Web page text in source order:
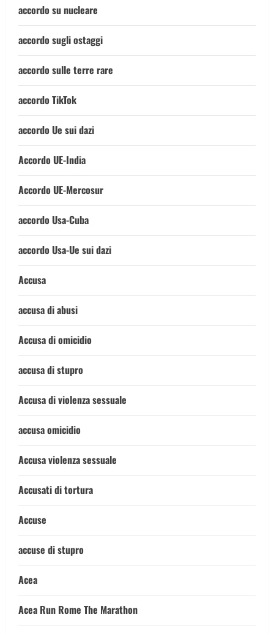
accordo su nucleare
accordo sugli ostaggi
accordo sulle terre rare
accordo TikTok
accordo Ue sui dazi
Accordo UE-India
Accordo UE-Mercosur
accordo Usa-Cuba
accordo Usa-Ue sui dazi
Accusa
accusa di abusi
Accusa di omicidio
accusa di stupro
Accusa di violenza sessuale
accusa omicidio
Accusa violenza sessuale
Accusati di tortura
Accuse
accuse di stupro
Acea
Acea Run Rome The Marathon